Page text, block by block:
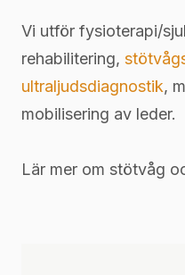
Vi utför fysioterapi/
rehabilitering,
ultraljudsdiagnostik,
mobilisering av leder.
Lär mer om stötvåg